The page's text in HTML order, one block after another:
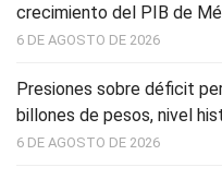
crecimiento del PIB de
6 DE AGOSTO DE 2026
Presiones sobre déficit
billones de pesos, nivel
6 DE AGOSTO DE 2026